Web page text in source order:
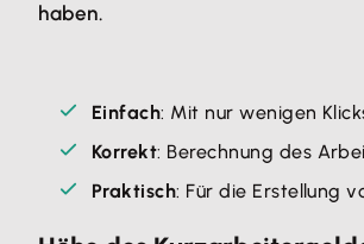
haben.
Einfach: Mit nur wenigen
Korrekt: Berechnung des
Praktisch: Für die Erstellung